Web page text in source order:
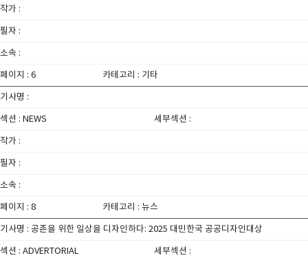
작가 :
필자 :
소속 :
페이지 : 6 카테고리 : 기타
기사명 :
섹션 : NEWS 세부섹션 :
작가 :
필자 :
소속 :
페이지 : 8 카테고리 : 뉴스
기사명 : 공존을 위한 일상을 디자인하다: 2025 대민한국 공공디자인대상
섹션 : ADVERTORIAL 세부섹션 :